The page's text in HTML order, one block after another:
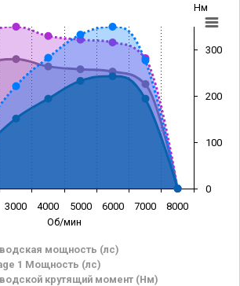
Об/мин
Нм
мощность (лс)
1 Мощность (лс)
крутящий момент (Нм)
3000 4000 5000 6000 7000 8000
0
100
200
300